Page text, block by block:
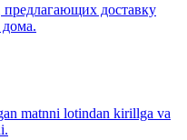
доставку
дома.
matnni lotindan kirillga va